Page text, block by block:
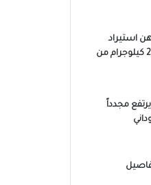
استيراد
الوقود بإيداع 200 كيلوجرام من
مجدداً